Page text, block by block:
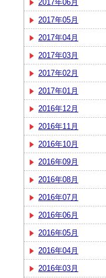
2017年06月
2017年05月
2017年04月
2017年03月
2017年02月
2017年01月
2016年12月
2016年11月
2016年10月
2016年09月
2016年08月
2016年07月
2016年06月
2016年05月
2016年04月
2016年03月